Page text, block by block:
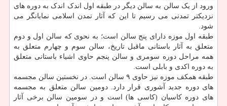
ورود از یک سالن به سالن دیگر در طبقه اول اندک اندک به دوره های
نزدیکتر تمدنی می رسیم تا این که آثار تمدن اسلامی نمایانگر می
شود.
طبقه اول موزه دارای پنج سالن است؛ به نحوی که سالن اول و دوم
متعلق به آثار باستانی ماقبل تاریخ، سالن سوم و چهارم متعلق به
همه مراحل دوره سومری و سالن پنجم حاوی اشیاء باستانی متعلق
به دوره اکدی و بابلی است.
طبقه همکف موزه نیز حاوی ۹ سالن است. در نخستین سالن مجسمه
های دوره جدید آشوری قرار دارد. دومین سالن متعلق به مجسمه
های دوره کاسیان (کاسی ها) است و در سومین سالن برخی آثار